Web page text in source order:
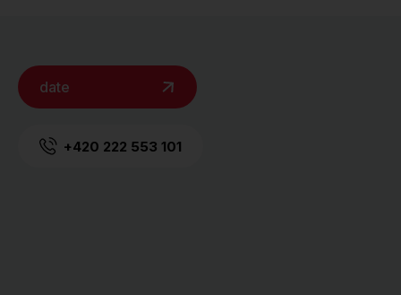
date
+420 222 553 101